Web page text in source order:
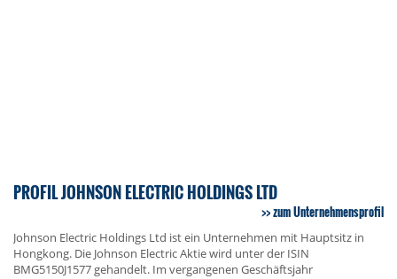
PROFIL JOHNSON ELECTRIC HOLDINGS LTD
zum Unternehmensprofil
Johnson Electric Holdings Ltd ist ein Unternehmen mit Hauptsitz in
Hongkong. Die Johnson Electric Aktie wird unter der ISIN
BMG5150J1577 gehandelt. Im vergangenen Geschäftsjahr